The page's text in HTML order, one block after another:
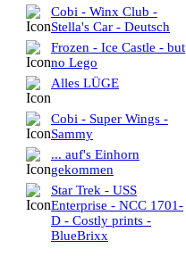
Cobi - Winx Club -
Stella's Car - Deutsch
Frozen - Ice Castle - but
no Lego
Alles LÜGE
Cobi - Super Wings -
Sammy
... auf's Einhorn
gekommen
Star Trek - USS
Enterprise - NCC 1701-
D - Costly prints -
BlueBrixx